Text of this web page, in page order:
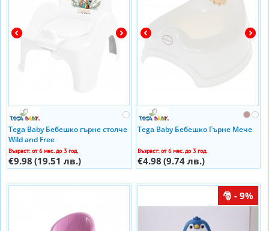
Tega Baby Бебешко гърне столче
Wild and Free
Възраст: от 6 мес. до 3 год.
€9.98 (19.51 лв.)
Tega Baby Бебешко Гърне Мече
Възраст: от 6 мес. до 3 год.
€4.98 (9.74 лв.)
- 9%